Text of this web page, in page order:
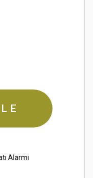
Alarmı